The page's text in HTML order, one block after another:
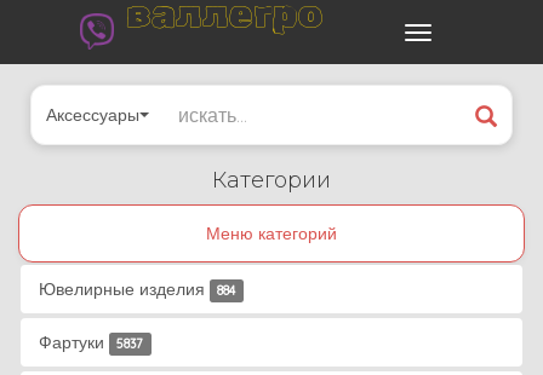
валлегро
Аксессуары
Категории
Меню категорий
Ювелирные изделия 884
Фартуки 5837